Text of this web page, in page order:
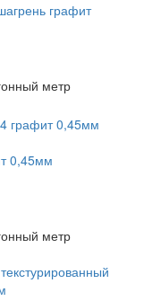
графит
метр
0,45мм
метр